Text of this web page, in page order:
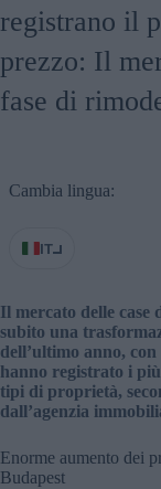
registrano il
prezzo: Il
fase di
Cambia lingua:
IT
Il mercato delle case
subito una
dell’ultimo anno,
hanno registrato i
tipi di proprietà,
dall’agenzia
Enorme aumento dei
Budapest